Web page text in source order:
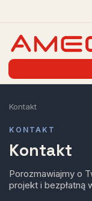
Kontakt
KONTAKT
Kontakt
Porozmawiajmy o
projekt i bezpłatną